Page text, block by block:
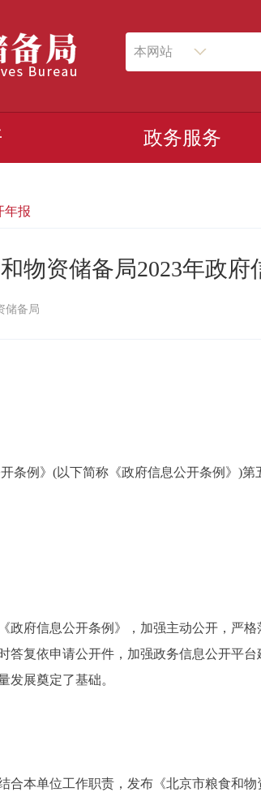
本网站
政务服务
报
物资储备局2023年政
储备局
条例》(以下简称《政府信息公开条例》)第
政府信息公开条例》，加强主动公开，严
答复依申请公开件，加强政务信息公开平
发展奠定了基础。
合本单位工作职责，发布《北京市粮食和